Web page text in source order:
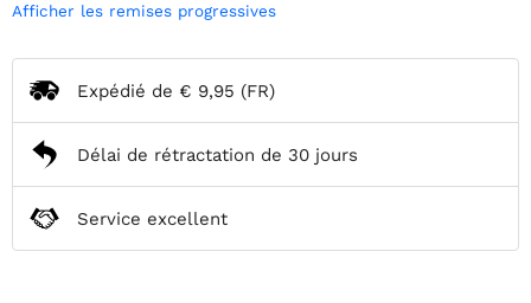
Afficher les remises progressives
Expédié de € 9,95 (FR)
Délai de rétractation de 30 jours
Service excellent